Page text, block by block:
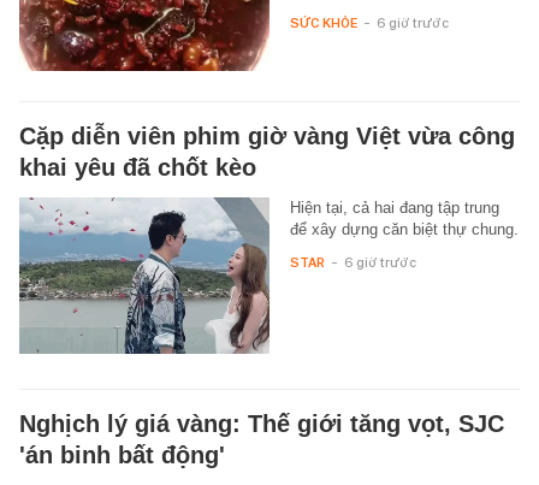
SỨC KHỎE - 6 giờ trước
Cặp diễn viên phim giờ vàng Việt vừa công
khai yêu đã chốt kèo
Hiện tại, cả hai đang tập trung
để xây dựng căn biệt thự chung.
STAR - 6 giờ trước
Nghịch lý giá vàng: Thế giới tăng vọt, SJC
'án binh bất động'